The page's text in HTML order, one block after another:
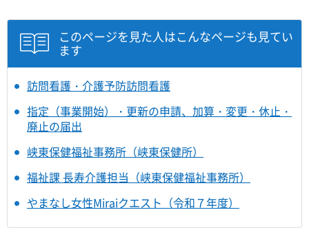
このページを見た人はこんなページも見てい
ます
訪問看護・介護予防訪問看護
指定（事業開始）・更新の申請、加算・変更・休止・
廃止の届出
峡東保健福祉事務所（峡東保健所）
福祉課 長寿介護担当（峡東保健福祉事務所）
やまなし女性Miraiクエスト（令和７年度）